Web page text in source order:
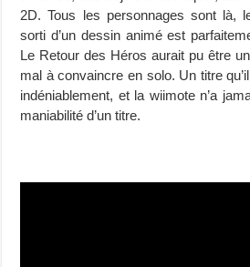
2D. Tous les personnages sont là,
sorti d’un dessin animé est
Le Retour des Héros aurait pu être
mal à convaincre en solo. Un titre
indéniablement, et la wiimote n’a
maniabilité d’un titre.